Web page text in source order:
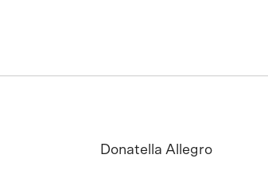
Donatella Allegro